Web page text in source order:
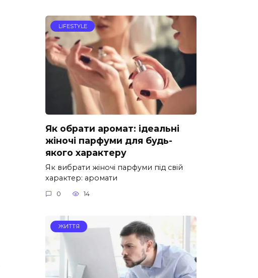
LIFESTYLE
Як обрати аромат: ідеальні
жіночі парфуми для будь-
якого характеру
Як вибрати жіночі парфуми під свій
характер: аромати
0 14
ЖИТТЯ